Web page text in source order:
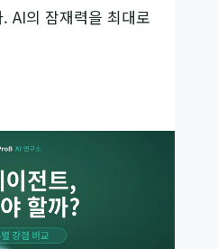
AI의 잠재력을 최대로